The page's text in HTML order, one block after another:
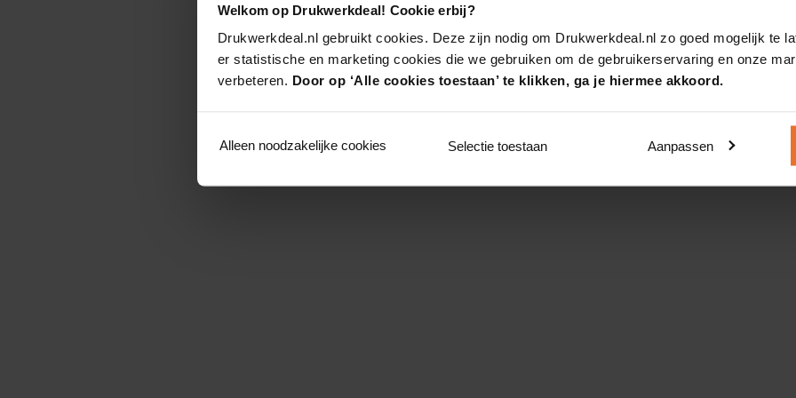
Welkom op Drukwerkdeal! Cookie erbij?
Drukwerkdeal.nl gebruikt cookies. Deze zijn nodig om Drukwerkdeal.nl zo goed mogelijk te
er statistische en marketing cookies die we gebruiken om de gebruikerservaring en onze
verbeteren. Door op ‘Alle cookies toestaan’ te klikken, ga je hiermee akkoord.
Alleen noodzakelijke cookies Selectie toestaan Aanpassen